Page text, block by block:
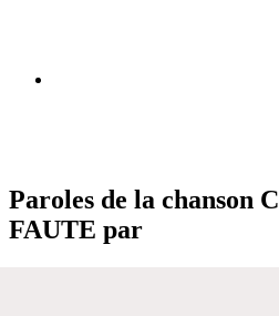
Paroles de la chanson
FAUTE par